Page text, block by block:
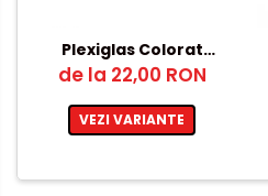
Plexiglas Colorat
Galben 3mm –
de la 22,00 RON
VEZI VARIANTE